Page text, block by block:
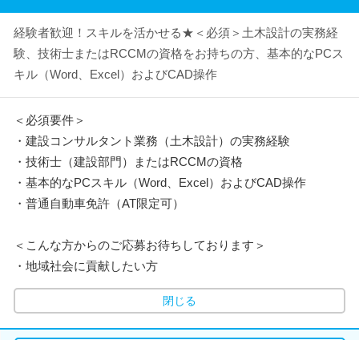
経験者歓迎！スキルを活かせる★＜必須＞土木設計の実務経
験、技術士またはRCCMの資格をお持ちの方、基本的なPCス
キル（Word、Excel）およびCAD操作
＜必須要件＞
・建設コンサルタント業務（土木設計）の実務経験
・技術士（建設部門）またはRCCMの資格
・基本的なPCスキル（Word、Excel）およびCAD操作
・普通自動車免許（AT限定可）
＜こんな方からのご応募お待ちしております＞
・地域社会に貢献したい方
閉じる